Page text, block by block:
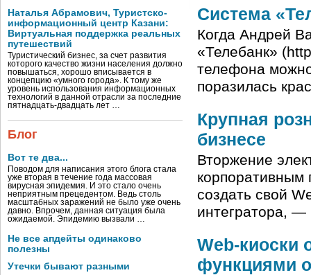
Наталья Абрамович, Туристско-
информационный центр Казани:
Виртуальная поддержка реальных
путешествий
Туристический бизнес, за счет развития
которого качество жизни населения должно
повышаться, хорошо вписывается в
концепцию «умного города». К тому же
уровень использования информационных
технологий в данной отрасли за последние
пятнадцать-двадцать лет …
Блог
Вот те два...
Поводом для написания этого блога стала
уже вторая в течение года массовая
вирусная эпидемия. И это стало очень
неприятным прецедентом. Ведь столь
масштабных заражений не было уже очень
давно. Впрочем, данная ситуация была
ожидаемой. Эпидемию вызвали …
Не все апдейты одинаково
полезны
Утечки бывают разными
Система
Когда Андрей
«Телебанк»
телефона
поразилась
Крупная
бизнесе
Вторжение
создать свой
интегратора, —
Web-киоски
функциями